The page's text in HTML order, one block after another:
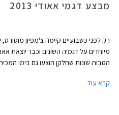
מבצע דגמי אאודי 2013
רק לפני כשבועיים קיימה צ'מפיון
מיוחדים על דגמיה השונים וכבר יוצאת
הטבות שונות שחלקן הוצעו גם בימי
מתקיים גם מעבר לאותם ימי מכירה הרי
קרא עוד